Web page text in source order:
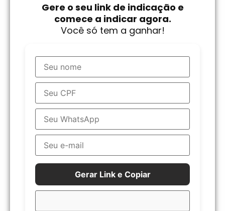
Gere o seu link de indicação e
comece a indicar agora.
Você só tem a ganhar!
Gerar Link e Copiar